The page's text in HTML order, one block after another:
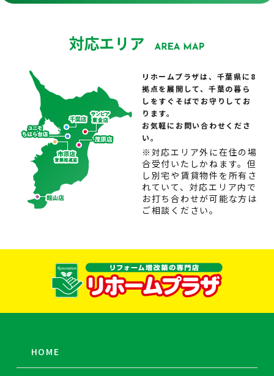
リホームプラザは、千葉県に8
拠点を展開して、千葉の暮ら
しをすぐそばでお守りしてお
ります。
お気軽にお問い合わせくださ
い。
※対応エリア外に在住の場
合受付いたしかねます。但
し別宅や賃貸物件を所有さ
れていて、対応エリア内で
お打ち合わせが可能な方は
ご相談ください。
HOME